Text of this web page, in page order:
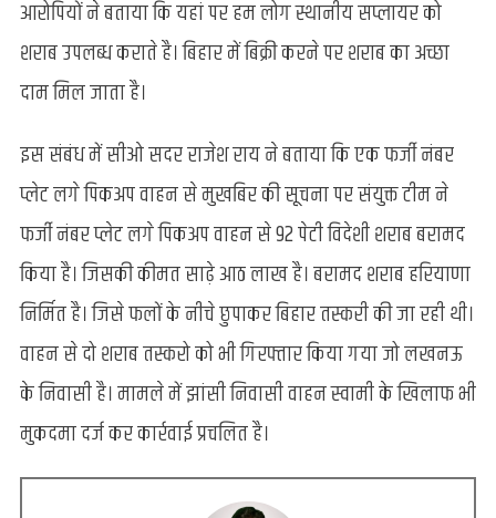
आरोपियों ने बताया कि यहां पर हम लोग स्थानीय सप्लायर को
शराब उपलब्ध कराते है। बिहार में बिक्री करने पर शराब का अच्छा
दाम मिल जाता है।
इस संबंध में सीओ सदर राजेश राय ने बताया कि एक फर्जी नंबर
प्लेट लगे पिकअप वाहन से मुखबिर की सूचना पर संयुक्त टीम ने
फर्जी नंबर प्लेट लगे पिकअप वाहन से 92 पेटी विदेशी शराब बरामद
किया है। जिसकी कीमत साढ़े आठ लाख है। बरामद शराब हरियाणा
निर्मित है। जिसे फलों के नीचे छुपाकर बिहार तस्करी की जा रही थी।
वाहन से दो शराब तस्करो को भी गिरफ्तार किया गया जो लखनऊ
के निवासी है। मामले में झांसी निवासी वाहन स्वामी के खिलाफ भी
मुकदमा दर्ज कर कार्रवाई प्रचलित है।